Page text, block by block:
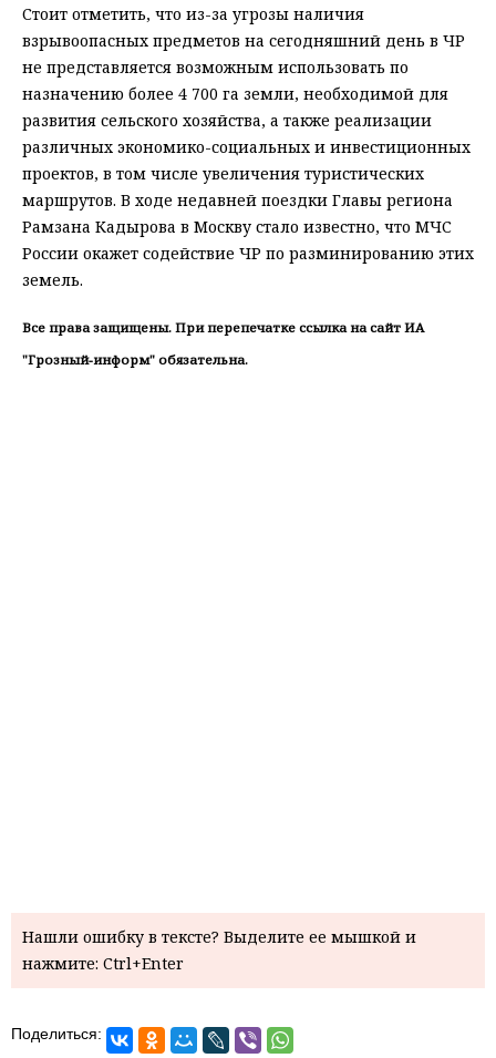
Стоит отметить, что из-за угрозы наличия
взрывоопасных предметов на сегодняшний день в ЧР
не представляется возможным использовать по
назначению более 4 700 га земли, необходимой для
развития сельского хозяйства, а также реализации
различных экономико-социальных и инвестиционных
проектов, в том числе увеличения туристических
маршрутов. В ходе недавней поездки Главы региона
Рамзана Кадырова в Москву стало известно, что МЧС
России окажет содействие ЧР по разминированию этих
земель.
Все права защищены. При перепечатке ссылка на сайт ИА
"Грозный-информ" обязательна.
Нашли ошибку в тексте? Выделите ее мышкой и
нажмите: Ctrl+Enter
Поделиться: